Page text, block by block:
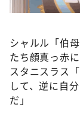
シャルル「伯
たち顔真っ赤
スタニスラス
して、逆に自
だ」